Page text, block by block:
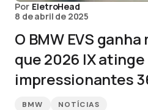
Por EletroHead
8 de abril de 2025
O BMW EVS
que 2026 IX atinge
impressionantes
BMW NOTÍCIAS